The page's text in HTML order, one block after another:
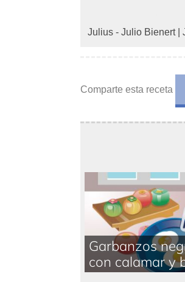
Julius - Julio Bienert|
Comparte esta receta
Garbanzos
con calamar y